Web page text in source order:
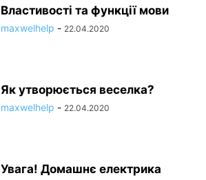
Властивості та функції мови
maxwelhelp - 22.04.2020
Як утворюється веселка?
maxwelhelp - 22.04.2020
Увага! Домашнє електрика